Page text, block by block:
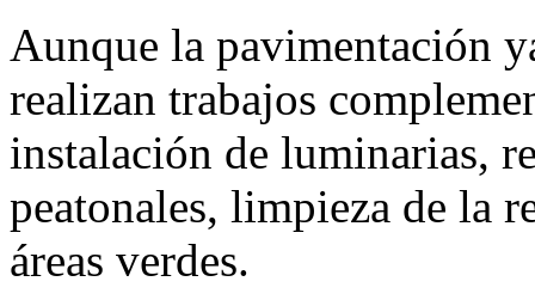
Aunque la pavimentación
realizan trabajos
instalación de luminarias,
peatonales, limpieza de la
áreas verdes.